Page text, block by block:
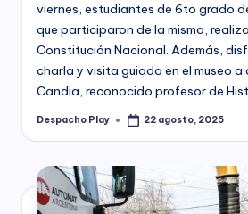
viernes, estudiantes de 6to grado
que participaron de la misma,
Constitución Nacional. Además,
charla y visita guiada en el museo a
Candia, reconocido profesor de
Posted
Despacho Play 22 agosto, 2025